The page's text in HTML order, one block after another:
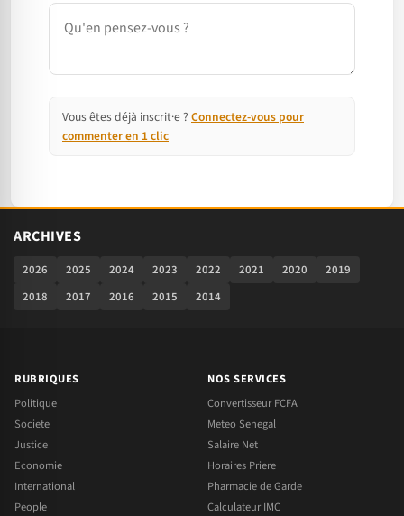
Commentaire
Vous êtes déjà inscrit·e ? Connectez-vous pour
commenter en 1 clic
ARCHIVES
2026 2025 2024 2023 2022 2021 2020
2019
2018
2017 2016 2015 2014
RUBRIQUES
Politique
Societe
Justice
Economie
International
People
NOS SERVICES
Convertisseur FCFA
Meteo Senegal
Salaire Net
Horaires Priere
Pharmacie de Garde
Calculateur IMC